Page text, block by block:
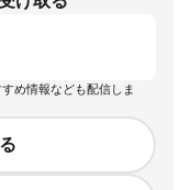
め情報なども配信しま